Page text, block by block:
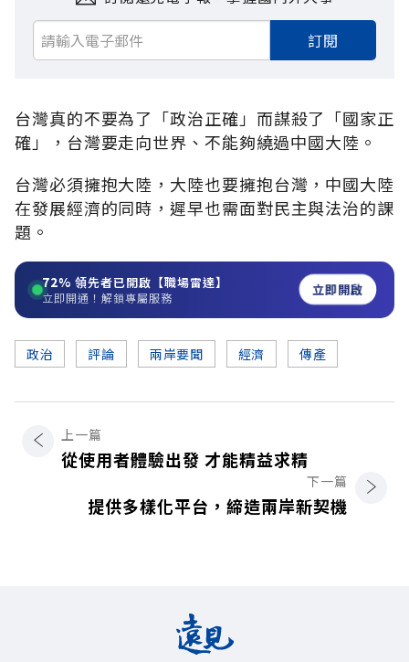
訂閱
台灣真的不要為了「政治正確」而謀殺了「國家正
確」，台灣要走向世界、不能夠繞過中國大陸。
台灣必須擁抱大陸，大陸也要擁抱台灣，中國大陸
在發展經濟的同時，遲早也需面對民主與法治的課
題。
72% 領先者已開啟【職場雷達】
立即開通！解鎖專屬服務 立即開啟
政治 評論 兩岸要聞 經濟 傳產
上一篇
從使用者體驗出發 才能精益求精
下一篇
提供多樣化平台，締造兩岸新契機